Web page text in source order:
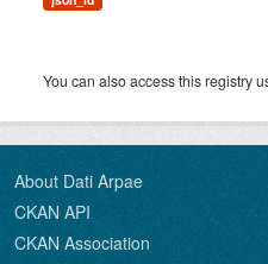
You can also access this registry
About Dati Arpae
CKAN API
CKAN Association